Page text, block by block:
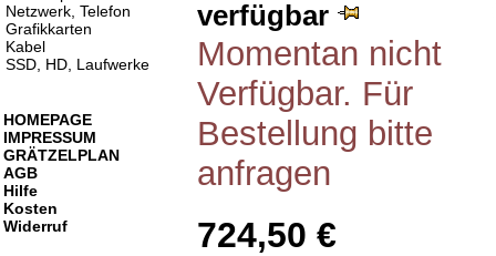
verfügbar
Momentan nicht
Verfügbar. Für
Bestellung bitte
anfragen
724,50 €
Netzwerk, Telefon
Grafikkarten
Kabel
SSD, HD, Laufwerke
HOMEPAGE
IMPRESSUM
GRÄTZELPLAN
AGB
Hilfe
Kosten
Widerruf